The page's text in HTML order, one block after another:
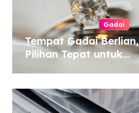
Gadai
Tempat Gadai Berlian,
Pilihan Tepat untuk